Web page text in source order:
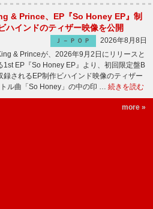
& Prince、EP『So Honey EP』制
ハインドのティザー映像を公開
Ｊ－ＰＯＰ
2026年8月8日
& Princeが、2026年9月2日にリリースと
1st EP『So Honey EP』より、初回限定盤B
録されるEP制作ビハインド映像のティザー
ル曲「So Honey」の中の印 … 続きを読む
more »